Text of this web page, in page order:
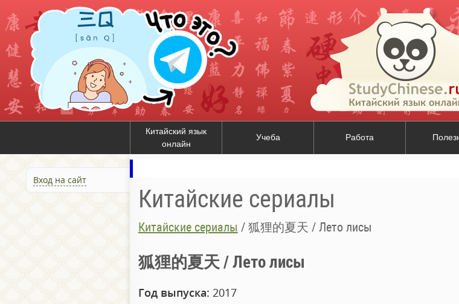
Китайский язык
онлайн
Учеба Работа
Вход на сайт
Китайские сериалы
Китайские сериалы / 狐狸的夏天 / Лето лисы
狐狸的夏天 / Лето лисы
Год выпуска: 2017